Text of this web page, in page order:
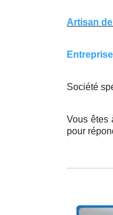
Artisan
Société
Vous êtes
pour